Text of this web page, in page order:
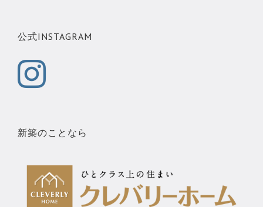
公式INSTAGRAM
新築のことなら